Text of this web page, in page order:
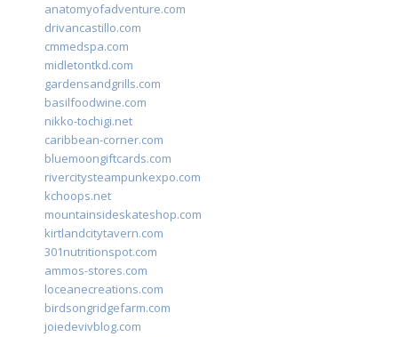
anatomyofadventure.com
drivancastillo.com
cmmedspa.com
midletontkd.com
gardensandgrills.com
basilfoodwine.com
nikko-tochigi.net
caribbean-corner.com
bluemoongiftcards.com
rivercitysteampunkexpo.com
kchoops.net
mountainsideskateshop.com
kirtlandcitytavern.com
301nutritionspot.com
ammos-stores.com
loceanecreations.com
birdsongridgefarm.com
joiedevivblog.com